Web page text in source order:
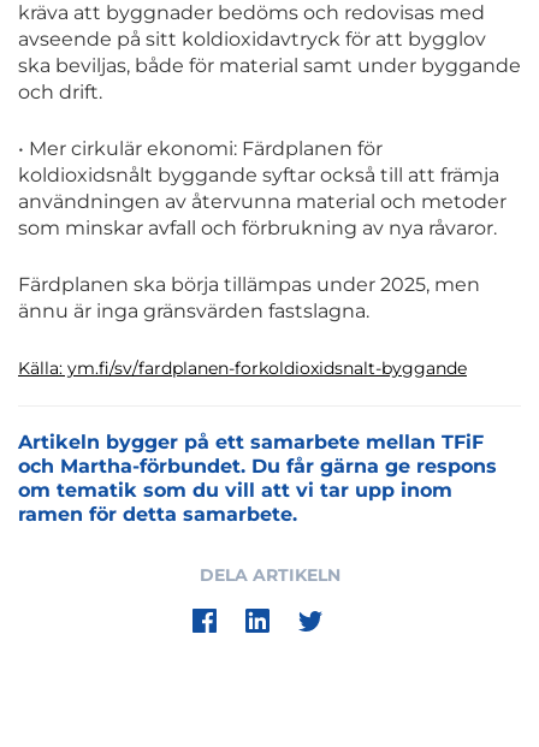
kräva att byggnader bedöms och redovisas med
avseende på sitt koldioxidavtryck för att bygglov
ska beviljas, både för material samt under byggande
och drift.
• Mer cirkulär ekonomi: Färdplanen för
koldioxidsnålt byggande syftar också till att främja
användningen av återvunna material och metoder
som minskar avfall och förbrukning av nya råvaror.
Färdplanen ska börja tillämpas under 2025, men
ännu är inga gränsvärden fastslagna.
Källa: ym.fi/sv/fardplanen-forkoldioxidsnalt-byggande
Artikeln bygger på ett samarbete mellan TFiF
och Martha-förbundet. Du får gärna ge respons
om tematik som du vill att vi tar upp inom
ramen för detta samarbete.
DELA ARTIKELN